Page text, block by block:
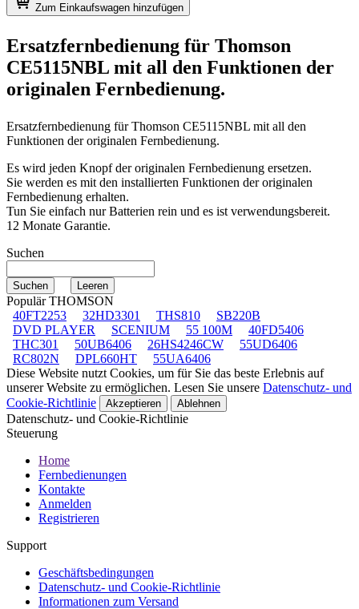
Zum Einkaufswagen hinzufügen
Ersatzfernbedienung für Thomson
CE5115NBL mit all den Funktionen der
originalen Fernbedienung.
Ersatzfernbedienung fürThomson CE5115NBL mit all den
Funktionen der originalen Fernbedienung.
Es wird jeden Knopf der originalen Fernbedienung ersetzen.
Sie werden es mit den installierten Funktionen der originalen
Fernbedienung erhalten.
Tun Sie einfach nur Batterien rein und es ist verwendungsbereit.
12 Monate Garantie.
Suchen
Populär THOMSON
40FT2253
32HD3301 THS810
SB220B
DVD PLAYER
SCENIUM 55 100M
40FD5406
THC301
50UB6406 26HS4246CW
55UD6406
RC802N
DPL660HT
55UA6406
Diese Website nutzt Cookies, um für Sie das beste Erlebnis auf
unserer Website zu ermöglichen. Lesen Sie unsere Datenschutz- und
Cookie-Richtlinie
Akzeptieren Ablehnen
Datenschutz- und Cookie-Richtlinie
Steuerung
Home
Fernbedienungen
Kontakte
Anmelden
Registrieren
Support
Geschäftsbedingungen
Datenschutz- und Cookie-Richtlinie
Informationen zum Versand